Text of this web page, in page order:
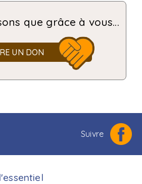
que grâce à vous...
UN DON
Suivre